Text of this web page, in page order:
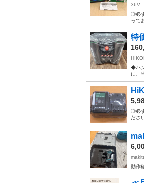
36V
◎必
って
特
◆ハ
に、
◎必
ださ
動作